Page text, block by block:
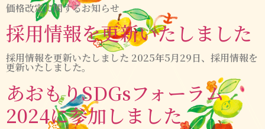
価格改定に関するお知らせ
採用情報を更新いたしました
採用情報を更新いたしました 2025年5月29日、採用情報を
更新いたしました。
あおもりSDGsフォーラム
2024に参加しました